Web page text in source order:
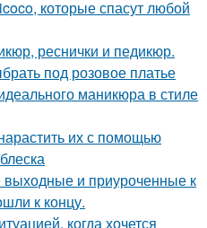
которые спасут любой
реснички и педикюр.
под розовое платье
маникюра в стиле
их с помощью
и приуроченные к
к концу.
когда хочется